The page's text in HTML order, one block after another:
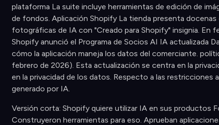
plataforma La suite incluye herramientas de edición de
de fondos. Aplicación Shopify La tienda presenta docenas
fotográficas de IA con "Creado para Shopify" insignia. En
Shopify anunció el Programa de Socios AI IA actualizada
cómo la aplicación maneja los datos del comerciante.
febrero de 2026). Esta actualización se centra en la
en la privacidad de los datos. Respecto a las restricciones
generado por IA.
Versión corta: Shopify quiere utilizar IA en sus productos
Construyeron herramientas para eso. Aprueban